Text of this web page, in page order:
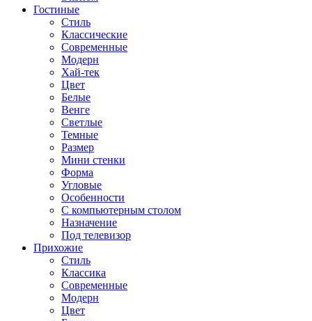
Гостиные
Стиль
Классические
Современные
Модерн
Хай-тек
Цвет
Белые
Венге
Светлые
Темные
Размер
Мини стенки
Форма
Угловые
Особенности
С компьютерным столом
Назначение
Под телевизор
Прихожие
Стиль
Классика
Современные
Модерн
Цвет